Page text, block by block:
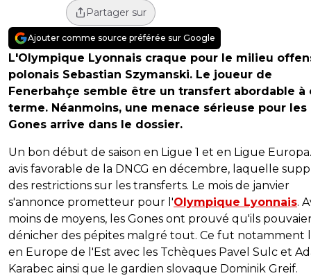
Partager sur
Ajouter comme source préférée sur Google
L'Olympique Lyonnais craque pour le milieu
polonais Sebastian Szymanski. Le joueur de
Fenerbahçe semble être un transfert abordable à
terme. Néanmoins, une menace sérieuse pour les
Gones arrive dans le dossier.
Un bon début de saison en Ligue 1 et en Ligue
avis favorable de la DNCG en décembre, laquelle
des restrictions sur les transferts. Le mois de janvier
s'annonce prometteur pour l'Olympique Lyonnais.
moins de moyens, les Gones ont prouvé qu'ils
dénicher des pépites malgré tout. Ce fut notamment
en Europe de l'Est avec les Tchèques Pavel Sulc et
Karabec ainsi que le gardien slovaque Dominik Greif.